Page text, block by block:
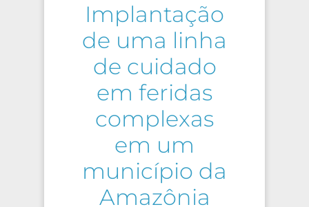
Implantação
de uma linha
de cuidado
em feridas
complexas
em um
município da
Amazônia